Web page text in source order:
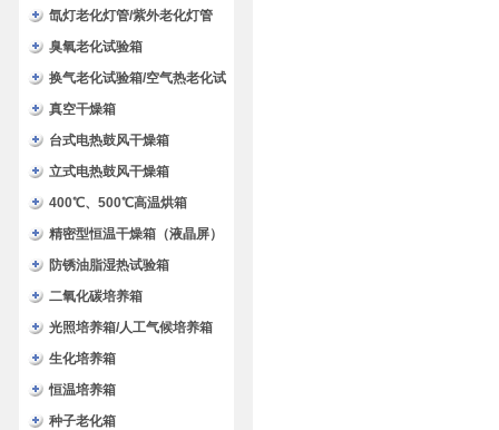
氙灯老化灯管/紫外老化灯管
（耗材）
臭氧老化试验箱
换气老化试验箱/空气热老化试
验箱
真空干燥箱
台式电热鼓风干燥箱
立式电热鼓风干燥箱
400℃、500℃高温烘箱
精密型恒温干燥箱（液晶屏）
防锈油脂湿热试验箱
二氧化碳培养箱
光照培养箱/人工气候培养箱
生化培养箱
恒温培养箱
种子老化箱